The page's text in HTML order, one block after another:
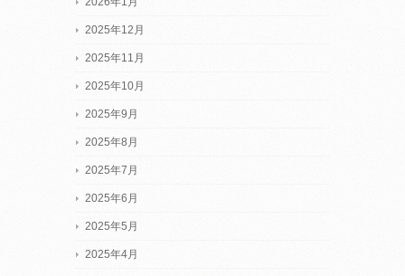
2025年12月
2025年11月
2025年10月
2025年9月
2025年8月
2025年7月
2025年6月
2025年5月
2025年4月